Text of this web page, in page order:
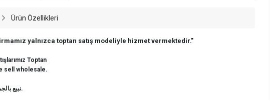
Ürün Özellikleri
yalnızca toptan satış modeliyle hizmet vermektedir."
Toptan
sell wholesale.
نبيع بالجملة.